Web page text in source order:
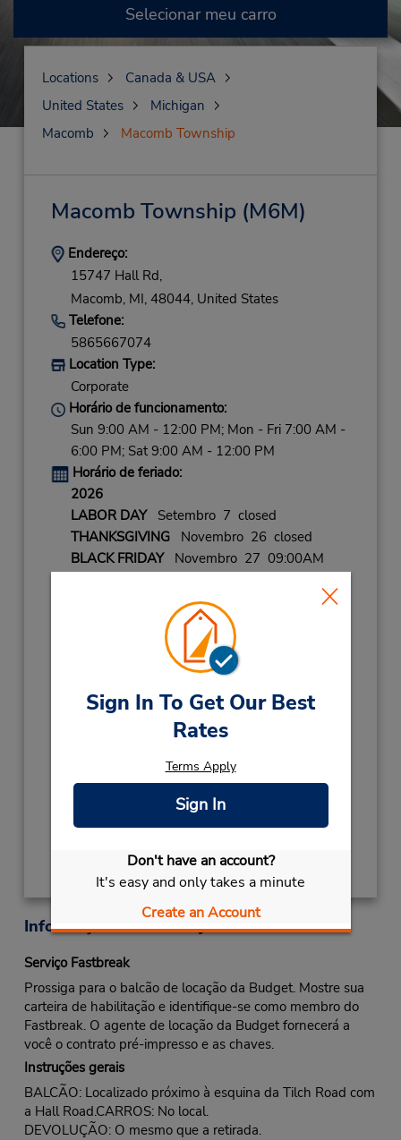
Sign In To Get Our Best
Rates
Terms Apply
Sign In
Don't have an account?
It's easy and only takes a minute
Create an Account
Selecionar meu carro
Locations
Canada & USA
United States
Michigan
Macomb
Macomb Township
Macomb Township (M6M)
Endereço:
15747 Hall Rd,
Macomb, MI, 48044, United States
Telefone:
5865667074
Location Type:
Corporate
Horário de funcionamento:
Sun 9:00 AM - 12:00 PM; Mon - Fri 7:00 AM -
6:00 PM; Sat 9:00 AM - 12:00 PM
Horário de feriado:
2026
LABOR DAYSetembro 7 closed
THANKSGIVINGNovembro 26 closed
BLACK FRIDAYNovembro 27 09:00AM
Dezembro 24 09:00AM
Dezembro 25 closed
NEW YEARS EVEDezembro 31 09:00AM
- 12:00PM
Local de entrega das chaves
Informações sobre a loja
Serviço Fastbreak
Prossiga para o balcão de locação da Budget. Mostre sua
carteira de habilitação e identifique-se como membro do
Fastbreak. O agente de locação da Budget fornecerá a
você o contrato pré-impresso e as chaves.
Instruções gerais
BALCÃO: Localizado próximo à esquina da Tilch Road com
a Hall Road.CARROS: No local.
DEVOLUÇÃO: O mesmo que a retirada.